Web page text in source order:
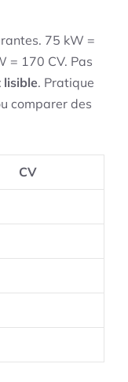
75 kW =
= 170 CV. Pas
lisible. Pratique
comparer des
CV